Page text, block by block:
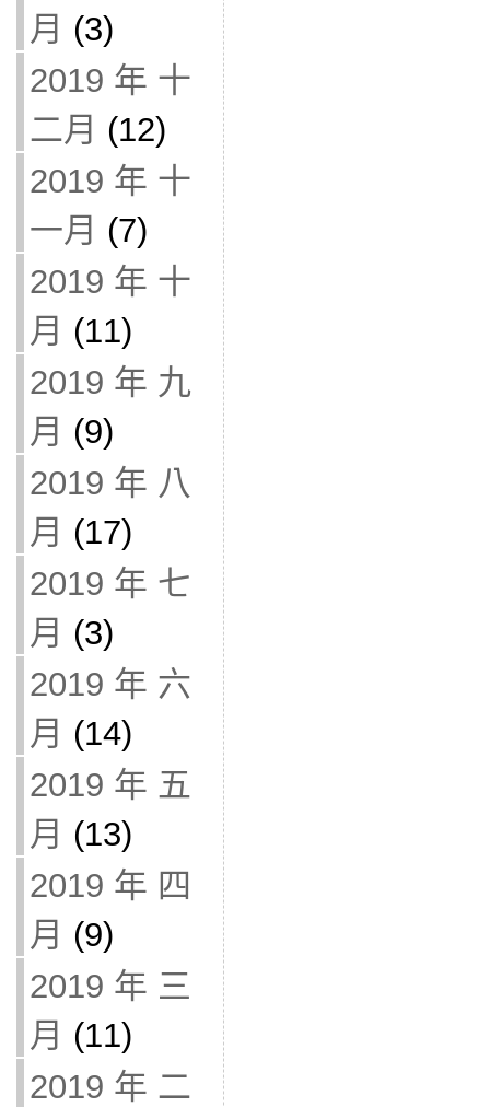
月 (3)
2019 年 十
二月 (12)
2019 年 十
一月 (7)
2019 年 十
月 (11)
2019 年 九
月 (9)
2019 年 八
月 (17)
2019 年 七
月 (3)
2019 年 六
月 (14)
2019 年 五
月 (13)
2019 年 四
月 (9)
2019 年 三
月 (11)
2019 年 二